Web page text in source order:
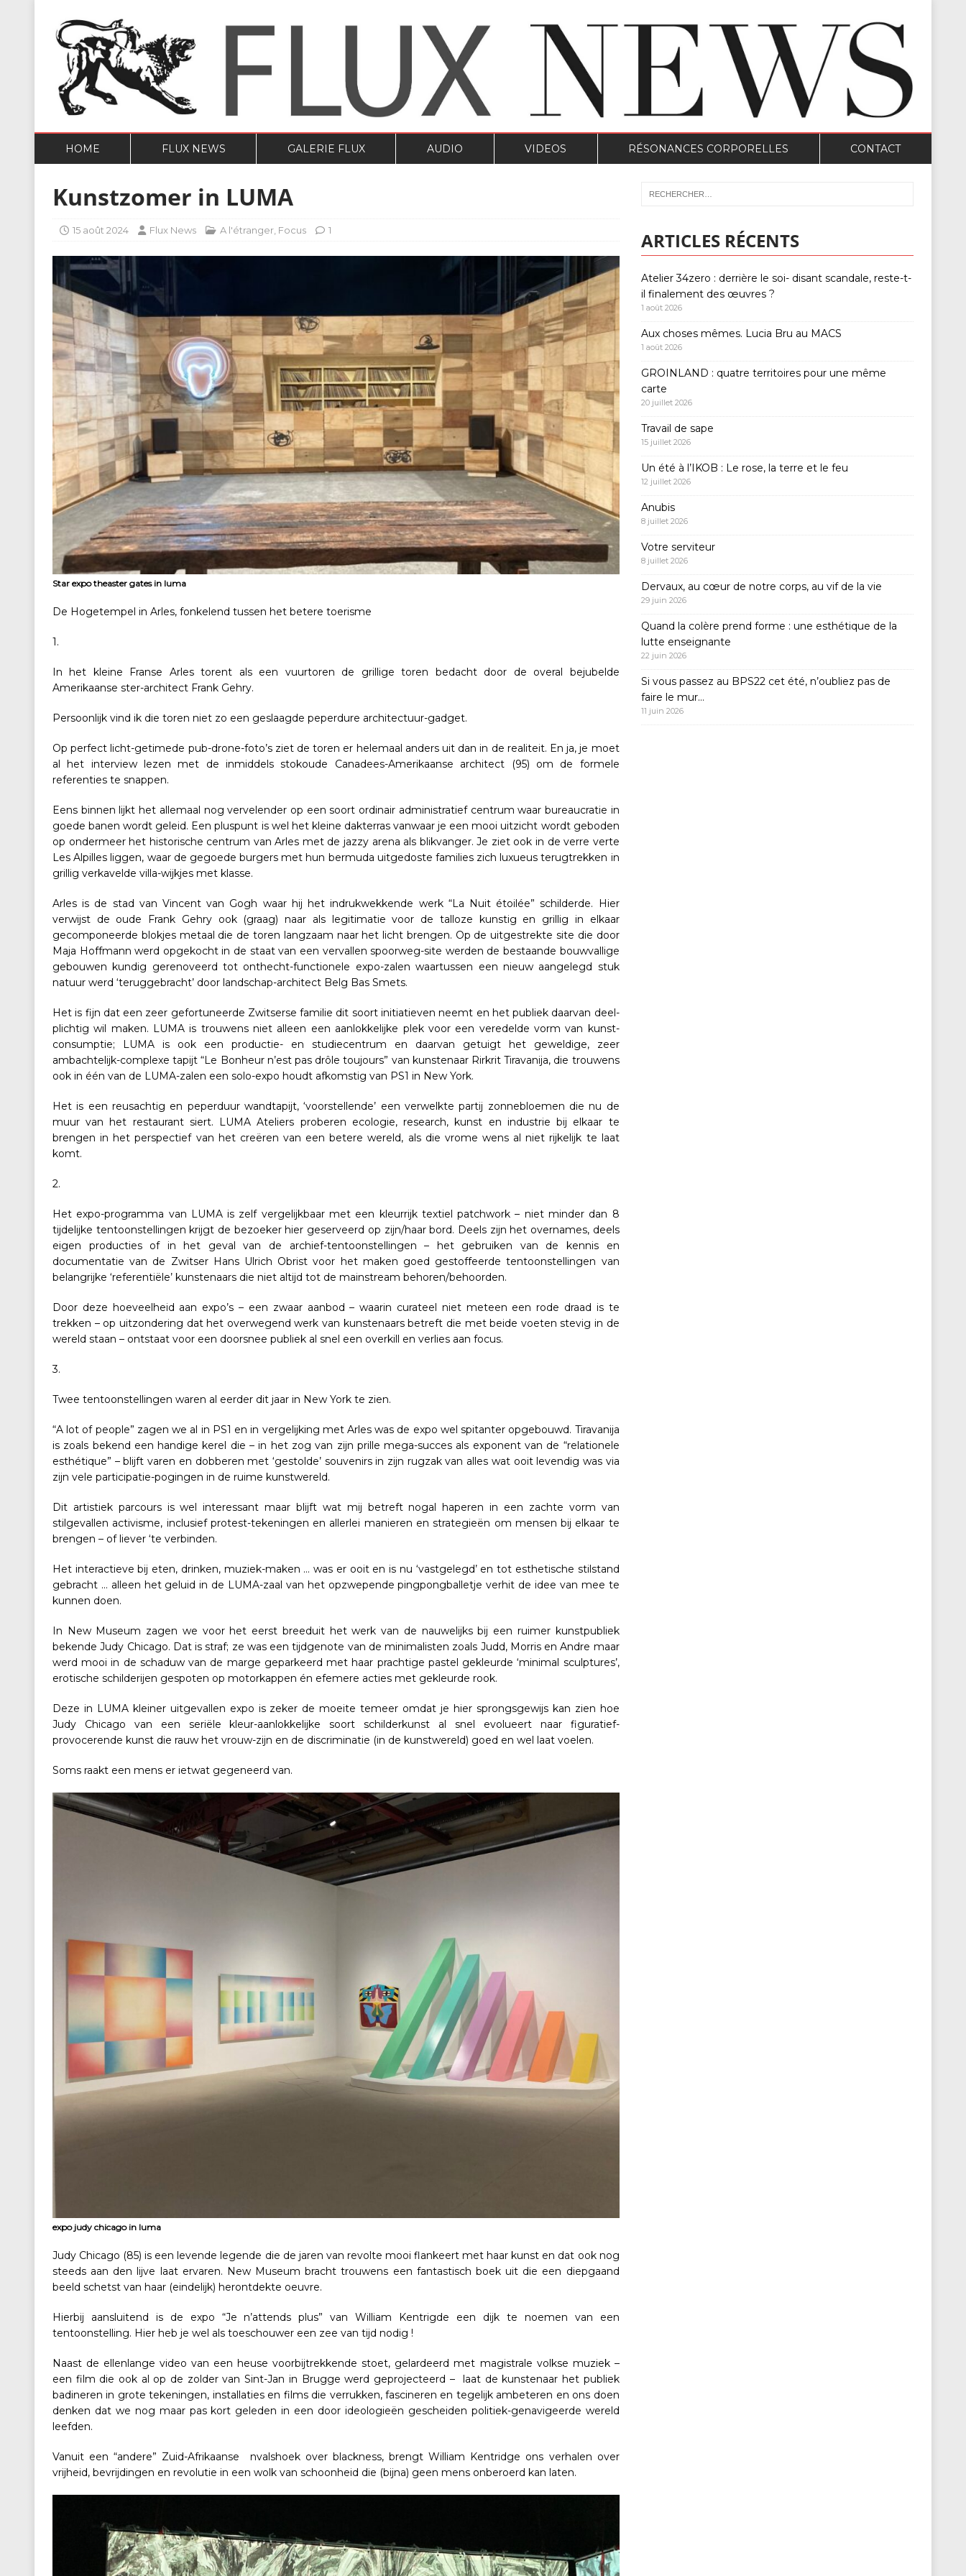
HOME FLUX NEWS GALERIE FLUX AUDIO VIDEOS RÉSONANCES CORPORELLES CONTACT
Kunstzomer in LUMA
15 août 2024 Flux News A l'étranger Focus 1
Star expo theaster gates in luma
De Hogetempel in Arles, fonkelend tussen het betere toerisme
1.
In het kleine Franse Arles torent als een vuurtoren de grillige toren bedacht door de overal bejubelde
Amerikaanse ster-architect Frank Gehry.
Persoonlijk vind ik die toren niet zo een geslaagde peperdure architectuur-gadget.
Op perfect licht-getimede pub-drone-foto’s ziet de toren er helemaal anders uit dan in de realiteit. En ja, je moet
al het interview lezen met de inmiddels stokoude Canadees-Amerikaanse architect (95) om de formele
referenties te snappen.
Eens binnen lijkt het allemaal nog vervelender op een soort ordinair administratief centrum waar bureaucratie in
goede banen wordt geleid. Een pluspunt is wel het kleine dakterras vanwaar je een mooi uitzicht wordt geboden
op ondermeer het historische centrum van Arles met de jazzy arena als blikvanger. Je ziet ook in de verre verte
Les Alpilles liggen, waar de gegoede burgers met hun bermuda uitgedoste families zich luxueus terugtrekken in
grillig verkavelde villa-wijkjes met klasse.
Arles is de stad van Vincent van Gogh waar hij het indrukwekkende werk “La Nuit étoilée” schilderde. Hier
verwijst de oude Frank Gehry ook (graag) naar als legitimatie voor de talloze kunstig en grillig in elkaar
gecomponeerde blokjes metaal die de toren langzaam naar het licht brengen. Op de uitgestrekte site die door
Maja Hoffmann werd opgekocht in de staat van een vervallen spoorweg-site werden de bestaande bouwvallige
gebouwen kundig gerenoveerd tot onthecht-functionele expo-zalen waartussen een nieuw aangelegd stuk
natuur werd ‘teruggebracht’ door landschap-architect Belg Bas Smets.
Het is fijn dat een zeer gefortuneerde Zwitserse familie dit soort initiatieven neemt en het publiek daarvan deel-
plichtig wil maken. LUMA is trouwens niet alleen een aanlokkelijke plek voor een veredelde vorm van kunst-
consumptie; LUMA is ook een productie- en studiecentrum en daarvan getuigt het geweldige, zeer
ambachtelijk-complexe tapijt “Le Bonheur n’est pas drôle toujours” van kunstenaar Rirkrit Tiravanija, die trouwens
ook in één van de LUMA-zalen een solo-expo houdt afkomstig van PS1 in New York.
Het is een reusachtig en peperduur wandtapijt, ‘voorstellende’ een verwelkte partij zonnebloemen die nu de
muur van het restaurant siert. LUMA Ateliers proberen ecologie, research, kunst en industrie bij elkaar te
brengen in het perspectief van het creëren van een betere wereld, als die vrome wens al niet rijkelijk te laat
komt.
2.
Het expo-programma van LUMA is zelf vergelijkbaar met een kleurrijk textiel patchwork – niet minder dan 8
tijdelijke tentoonstellingen krijgt de bezoeker hier geserveerd op zijn/haar bord. Deels zijn het overnames, deels
eigen producties of in het geval van de archief-tentoonstellingen – het gebruiken van de kennis en
documentatie van de Zwitser Hans Ulrich Obrist voor het maken goed gestoffeerde tentoonstellingen van
belangrijke ‘referentiële’ kunstenaars die niet altijd tot de mainstream behoren/behoorden.
Door deze hoeveelheid aan expo’s – een zwaar aanbod – waarin curateel niet meteen een rode draad is te
trekken – op uitzondering dat het overwegend werk van kunstenaars betreft die met beide voeten stevig in de
wereld staan – ontstaat voor een doorsnee publiek al snel een overkill en verlies aan focus.
3.
Twee tentoonstellingen waren al eerder dit jaar in New York te zien.
“A lot of people” zagen we al in PS1 en in vergelijking met Arles was de expo wel spitanter opgebouwd. Tiravanija
is zoals bekend een handige kerel die – in het zog van zijn prille mega-succes als exponent van de “relationele
esthétique” – blijft varen en dobberen met ‘gestolde’ souvenirs in zijn rugzak van alles wat ooit levendig was via
zijn vele participatie-pogingen in de ruime kunstwereld.
Dit artistiek parcours is wel interessant maar blijft wat mij betreft nogal haperen in een zachte vorm van
stilgevallen activisme, inclusief protest-tekeningen en allerlei manieren en strategieën om mensen bij elkaar te
brengen – of liever ‘te verbinden.
Het interactieve bij eten, drinken, muziek-maken … was er ooit en is nu ‘vastgelegd’ en tot esthetische stilstand
gebracht … alleen het geluid in de LUMA-zaal van het opzwepende pingpongballetje verhit de idee van mee te
kunnen doen.
In New Museum zagen we voor het eerst breeduit het werk van de nauwelijks bij een ruimer kunstpubliek
bekende Judy Chicago. Dat is straf; ze was een tijdgenote van de minimalisten zoals Judd, Morris en Andre maar
werd mooi in de schaduw van de marge geparkeerd met haar prachtige pastel gekleurde ‘minimal sculptures’,
erotische schilderijen gespoten op motorkappen én efemere acties met gekleurde rook.
Deze in LUMA kleiner uitgevallen expo is zeker de moeite temeer omdat je hier sprongsgewijs kan zien hoe
Judy Chicago van een seriële kleur-aanlokkelijke soort schilderkunst al snel evolueert naar figuratief-
provocerende kunst die rauw het vrouw-zijn en de discriminatie (in de kunstwereld) goed en wel laat voelen.
Soms raakt een mens er ietwat gegeneerd van.
expo judy chicago in luma
Judy Chicago (85) is een levende legende die de jaren van revolte mooi flankeert met haar kunst en dat ook nog
steeds aan den lijve laat ervaren. New Museum bracht trouwens een fantastisch boek uit die een diepgaand
beeld schetst van haar (eindelijk) herontdekte oeuvre.
Hierbij aansluitend is de expo “Je n’attends plus” van William Kentrigde een dijk te noemen van een
tentoonstelling. Hier heb je wel als toeschouwer een zee van tijd nodig !
Naast de ellenlange video van een heuse voorbijtrekkende stoet, gelardeerd met magistrale volkse muziek –
een film die ook al op de zolder van Sint-Jan in Brugge werd geprojecteerd – laat de kunstenaar het publiek
badineren in grote tekeningen, installaties en films die verrukken, fascineren en tegelijk ambeteren en ons doen
denken dat we nog maar pas kort geleden in een door ideologieën gescheiden politiek-genavigeerde wereld
leefden.
Vanuit een “andere” Zuid-Afrikaanse nvalshoek over blackness, brengt William Kentridge ons verhalen over
vrijheid, bevrijdingen en revolutie in een wolk van schoonheid die (bijna) geen mens onberoerd kan laten.
ARTICLES RÉCENTS
Atelier 34zero : derrière le soi- disant scandale, reste-t-
il finalement des œuvres ?
1 août 2026
Aux choses mêmes. Lucia Bru au MACS
1 août 2026
GROINLAND : quatre territoires pour une même
carte
20 juillet 2026
Travail de sape
15 juillet 2026
Un été à l’IKOB : Le rose, la terre et le feu
12 juillet 2026
Anubis
8 juillet 2026
Votre serviteur
8 juillet 2026
Dervaux, au cœur de notre corps, au vif de la vie
29 juin 2026
Quand la colère prend forme : une esthétique de la
lutte enseignante
22 juin 2026
Si vous passez au BPS22 cet été, n’oubliez pas de
faire le mur…
11 juin 2026